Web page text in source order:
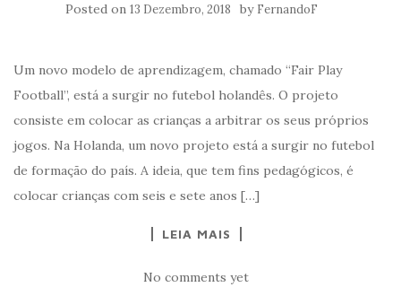
Posted on 13 Dezembro, 2018 by FernandoF
Um novo modelo de aprendizagem, chamado “Fair Play
Football”, está a surgir no futebol holandês. O projeto
consiste em colocar as crianças a arbitrar os seus próprios
jogos. Na Holanda, um novo projeto está a surgir no futebol
de formação do país. A ideia, que tem fins pedagógicos, é
colocar crianças com seis e sete anos […]
LEIA MAIS
No comments yet